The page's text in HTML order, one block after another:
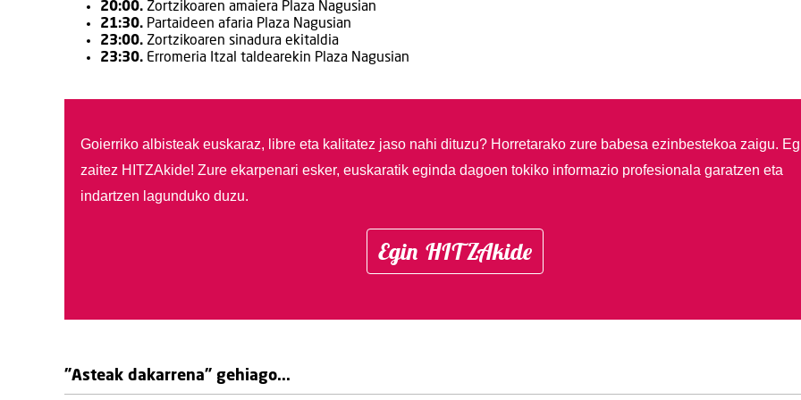
20:00. Zortzikoaren amaiera Plaza Nagusian
21:30. Partaideen afaria Plaza Nagusian
23:00. Zortzikoaren sinadura ekitaldia
23:30. Erromeria Itzal taldearekin Plaza Nagusian
Goierriko albisteak euskaraz, libre eta kalitatez jaso nahi dituzu? Horretarako zure babesa ezinbestekoa zaigu.
zaitez HITZAkide! Zure ekarpenari esker, euskaratik eginda dagoen tokiko informazio profesionala garatzen eta
indartzen lagunduko duzu.
Egin HITZAkide
"Asteak dakarrena" gehiago...